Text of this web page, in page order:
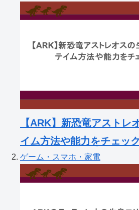
【ARK】新恐竜アストレ
イム方法や能力をチェック
ゲーム・スマホ・家電